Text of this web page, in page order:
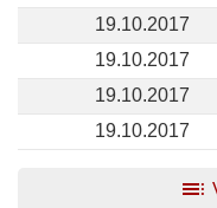
19.10.2017
19.10.2017
19.10.2017
19.10.2017
toc